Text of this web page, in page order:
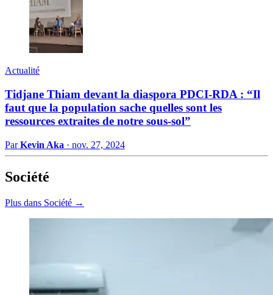
Actualité
Tidjane Thiam devant la diaspora PDCI-RDA : “Il
faut que la population sache quelles sont les
ressources extraites de notre sous-sol”
ParKevin Aka · nov. 27, 2024
Société
Plus dans Société →